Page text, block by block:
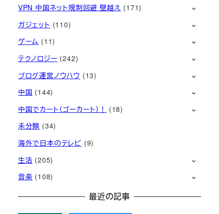
VPN 中国ネット規制回避 壁越え (171)
ガジェット (110)
ゲーム (11)
テクノロジー (242)
ブログ運営ノウハウ (13)
中国 (144)
中国でカート（ゴーカート）！
(18)
未分類 (34)
海外で日本のテレビ (9)
生活 (205)
音楽 (108)
最近の記事